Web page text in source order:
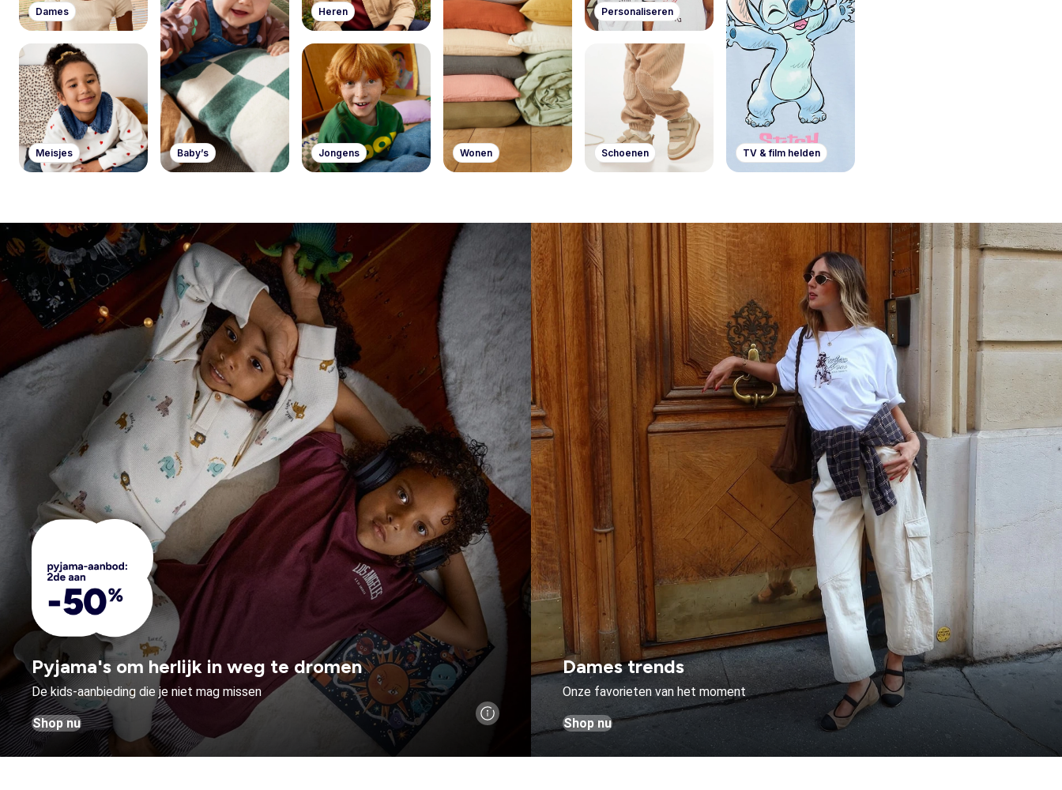
Dames
Meisjes Baby’s
Heren
Jongens Wonen
Personaliseren
Schoenen TV & film helden
Pyjama's om herlijk in weg te dromen
De kids-aanbieding die je niet mag missen
Shop nu
Dames trends
Onze favorieten van het moment
Shop nu